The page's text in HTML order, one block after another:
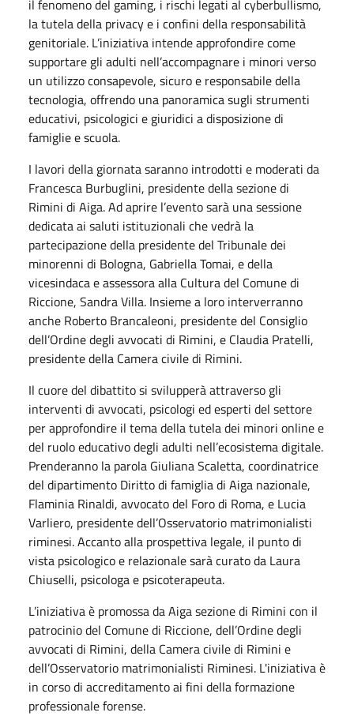
il fenomeno del gaming, i rischi legati al cyberbullismo,
la tutela della privacy e i confini della responsabilità
genitoriale. L’iniziativa intende approfondire come
supportare gli adulti nell’accompagnare i minori verso
un utilizzo consapevole, sicuro e responsabile della
tecnologia, offrendo una panoramica sugli strumenti
educativi, psicologici e giuridici a disposizione di
famiglie e scuola.
I lavori della giornata saranno introdotti e moderati da
Francesca Burbuglini, presidente della sezione di
Rimini di Aiga. Ad aprire l’evento sarà una sessione
dedicata ai saluti istituzionali che vedrà la
partecipazione della presidente del Tribunale dei
minorenni di Bologna, Gabriella Tomai, e della
vicesindaca e assessora alla Cultura del Comune di
Riccione, Sandra Villa. Insieme a loro interverranno
anche Roberto Brancaleoni, presidente del Consiglio
dell’Ordine degli avvocati di Rimini, e Claudia Pratelli,
presidente della Camera civile di Rimini.
Il cuore del dibattito si svilupperà attraverso gli
interventi di avvocati, psicologi ed esperti del settore
per approfondire il tema della tutela dei minori online e
del ruolo educativo degli adulti nell’ecosistema digitale.
Prenderanno la parola Giuliana Scaletta, coordinatrice
del dipartimento Diritto di famiglia di Aiga nazionale,
Flaminia Rinaldi, avvocato del Foro di Roma, e Lucia
Varliero, presidente dell’Osservatorio matrimonialisti
riminesi. Accanto alla prospettiva legale, il punto di
vista psicologico e relazionale sarà curato da Laura
Chiuselli, psicologa e psicoterapeuta.
L’iniziativa è promossa da Aiga sezione di Rimini con il
patrocinio del Comune di Riccione, dell’Ordine degli
avvocati di Rimini, della Camera civile di Rimini e
dell’Osservatorio matrimonialisti Riminesi. L'iniziativa è
in corso di accreditamento ai fini della formazione
professionale forense.